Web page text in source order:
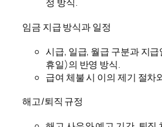
임금 지급 방식과 일정
시급, 일급, 월급 구분과 지
휴일)의 반영 방식.
급여 체불 시 이의 제기 절차
해고/퇴직 규정